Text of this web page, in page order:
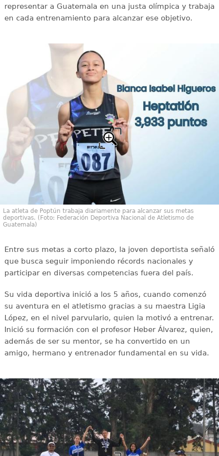
representar a Guatemala en una justa olímpica y trabaja
en cada entrenamiento para alcanzar ese objetivo.
La atleta de Poptún trabaja diariamente para alcanzar sus metas
deportivas. (Foto: Federación Deportiva Nacional de Atletismo de
Guatemala)
Entre sus metas a corto plazo, la joven deportista señaló
que busca seguir imponiendo récords nacionales y
participar en diversas competencias fuera del país.
Su vida deportiva inició a los 5 años, cuando comenzó
su aventura en el atletismo gracias a su maestra Ligia
López, en el nivel parvulario, quien la motivó a entrenar.
Inició su formación con el profesor Heber Álvarez, quien,
además de ser su mentor, se ha convertido en un
amigo, hermano y entrenador fundamental en su vida.